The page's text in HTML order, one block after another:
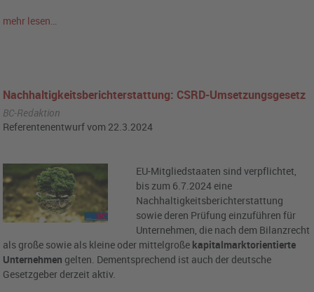
mehr lesen…
Nachhaltigkeitsberichterstattung: CSRD-Umsetzungsgesetz
BC-Redaktion
Referentenentwurf vom 22.3.2024
EU-Mitgliedstaaten sind verpflichtet,
bis zum 6.7.2024 eine
Nachhaltigkeitsberichterstattung
sowie deren Prüfung einzuführen für
Unternehmen, die nach dem Bilanzrecht
als große sowie als kleine oder mittelgroße kapitalmarktorientierte
Unternehmen gelten. Dementsprechend ist auch der deutsche
Gesetzgeber derzeit aktiv.